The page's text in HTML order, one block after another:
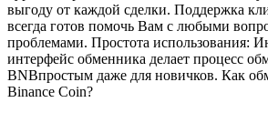
выгоду от каждой сделки. Поддержка
всегда готов помочь Вам с любыми
проблемами. Простота использования:
интерфейс обменника делает процесс
BNBпростым даже для новичков. Как
Binance Coin?